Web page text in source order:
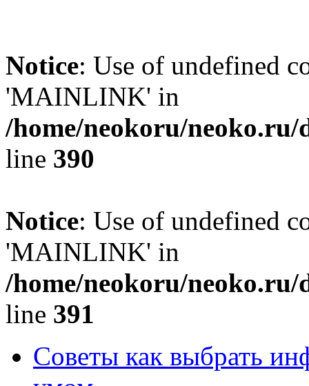
Notice: Use of undefined
'MAINLINK' in
/home/neokoru/neoko.ru/
line 390
Notice: Use of undefined
'MAINLINK' in
/home/neokoru/neoko.ru/
line 391
Советы как выбрать